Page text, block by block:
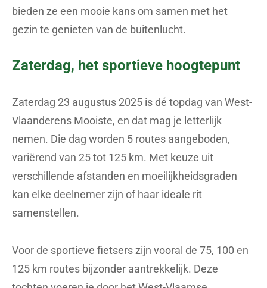
bieden ze een mooie kans om samen met het
gezin te genieten van de buitenlucht.
Zaterdag, het sportieve hoogtepunt
Zaterdag 23 augustus 2025 is dé topdag van West-
Vlaanderens Mooiste, en dat mag je letterlijk
nemen. Die dag worden 5 routes aangeboden,
variërend van 25 tot 125 km. Met keuze uit
verschillende afstanden en moeilijkheidsgraden
kan elke deelnemer zijn of haar ideale rit
samenstellen.
Voor de sportieve fietsers zijn vooral de 75, 100 en
125 km routes bijzonder aantrekkelijk. Deze